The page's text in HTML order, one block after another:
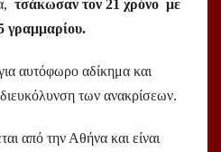
τσάκωσαν τον 21 χρόνο με
γραμμαρίου.
αυτόφωρο αδίκημα και
των ανακρίσεων.
από την Αθήνα και είναι